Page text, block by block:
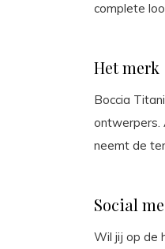
complete
Het merk
Boccia
ontwerpers.
neemt de
Social
Wil jij op de